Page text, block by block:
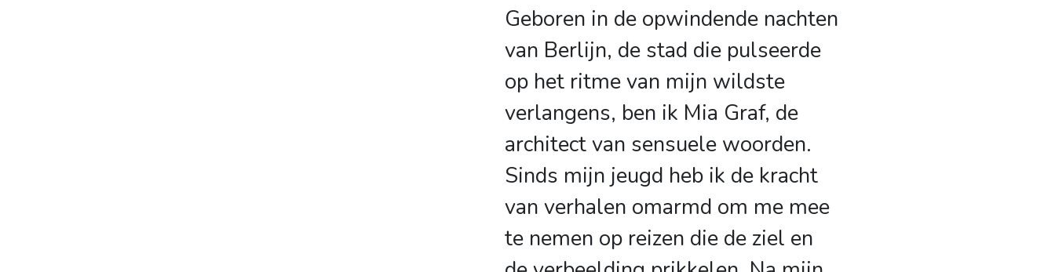
Geboren in de opwindende nachten
van Berlijn, de stad die pulseerde
op het ritme van mijn wildste
verlangens, ben ik Mia Graf, de
architect van sensuele woorden.
Sinds mijn jeugd heb ik de kracht
van verhalen omarmd om me mee
te nemen op reizen die de ziel en